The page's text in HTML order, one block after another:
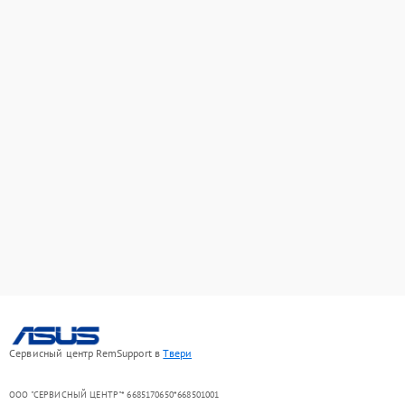
Сервисный центр RemSupport вТвери
ООО "СЕРВИСНЫЙ ЦЕНТР"* 6685170650*668501001